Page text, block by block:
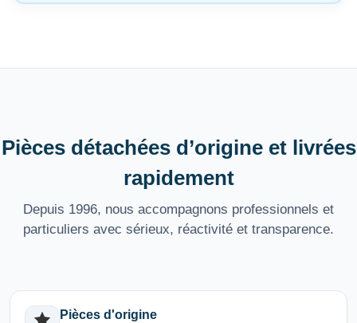
Pièces détachées d’origine et livrées
rapidement
Depuis 1996, nous accompagnons professionnels et
particuliers avec sérieux, réactivité et transparence.
Pièces d'origine